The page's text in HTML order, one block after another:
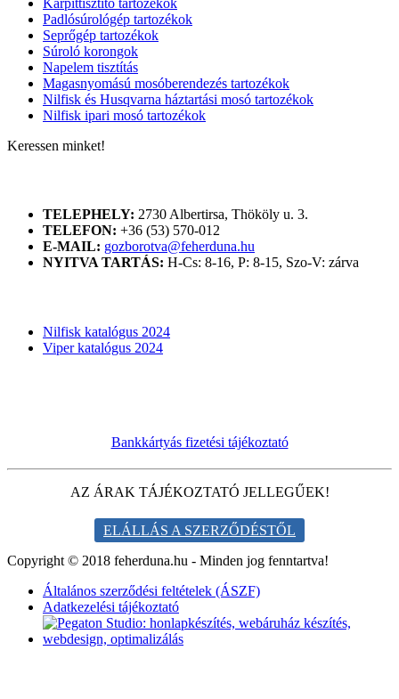
Padlósúrológép tartozékok
Seprőgép tartozékok
Súroló korongok
Napelem tisztítás
Magasnyomású mosóberendezés tartozékok
Nilfisk és Husqvarna háztartási mosó tartozékok
Nilfisk ipari mosó tartozékok
Keressen minket!
TELEPHELY: 2730 Albertirsa, Thököly u. 3.
TELEFON: +36 (53) 570-012
E-MAIL: gozborotva@feherduna.hu
NYITVA TARTÁS: H-Cs: 8-16, P: 8-15, Szo-V: zárva
Nilfisk katalógus 2024
Viper katalógus 2024
Bankkártyás fizetési tájékoztató
AZ ÁRAK TÁJÉKOZTATÓ JELLEGŰEK!
ELÁLLÁS A SZERZŐDÉSTŐL
Copyright © 2018 feherduna.hu - Minden jog fenntartva!
Általános szerződési feltételek (ÁSZF)
Adatkezelési tájékoztató